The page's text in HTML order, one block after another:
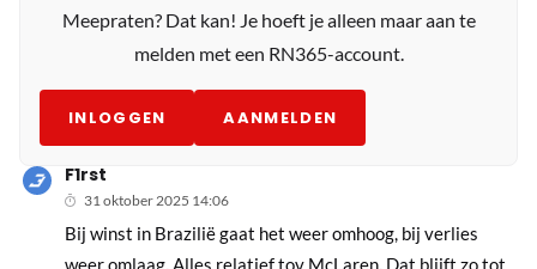
Meepraten? Dat kan! Je hoeft je alleen maar aan te
melden met een RN365-account.
INLOGGEN AANMELDEN
F1rst
31 oktober 2025 14:06
Bij winst in Brazilië gaat het weer omhoog, bij verlies
weer omlaag. Alles relatief tov McLaren. Dat blijft zo tot